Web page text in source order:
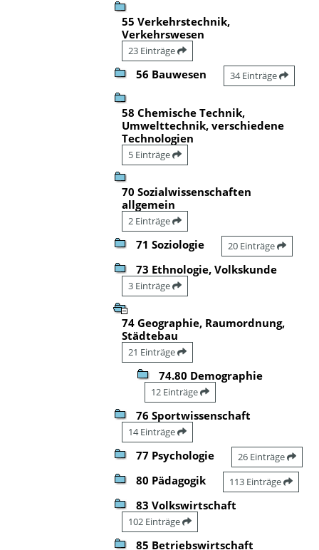
55 Verkehrstechnik,
Verkehrswesen
23 Einträge
56 Bauwesen 34 Einträge
58 Chemische Technik,
Umwelttechnik, verschiedene
Technologien
5 Einträge
70 Sozialwissenschaften
allgemein
2 Einträge
71 Soziologie 20 Einträge
73 Ethnologie, Volkskunde
3 Einträge
74 Geographie, Raumordnung,
Städtebau
21 Einträge
74.80 Demographie
12 Einträge
76 Sportwissenschaft
14 Einträge
77 Psychologie 26 Einträge
80 Pädagogik 113 Einträge
83 Volkswirtschaft
102 Einträge
85 Betriebswirtschaft